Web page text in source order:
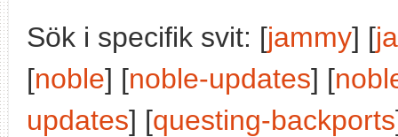
Sök i specifik svit: [jammy] [
[noble] [noble-updates] [
updates] [questing-backports